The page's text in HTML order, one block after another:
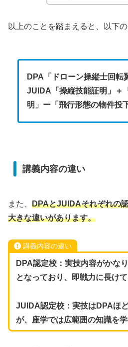
以上のことを踏まえると、以下
DPA「ドローン操縦士回転
JUIDA「操縦技能証明」＋
明」ー「飛行形態の物件投下
講義内容の違い
また、 DPAとJUIDAそれぞれの
大きな違いがあります。
講義内容の違い
DPA認定校：実技内容がかな
となっており、即戦力に長けて
JUIDA認定校：実技はDPAほ
が、座学では広範囲の知識を学